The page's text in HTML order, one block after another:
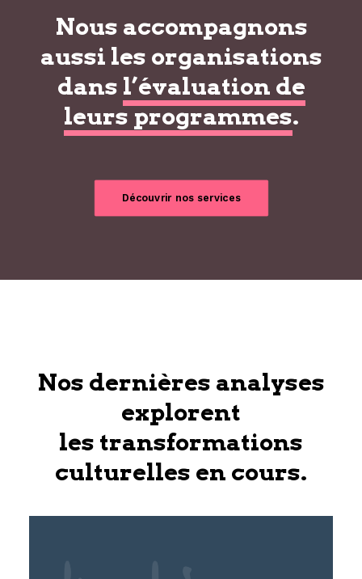
Nous accompagnons
aussi les organisations
dans l’évaluation de
leurs programmes.
Découvrir nos services
Nos dernières analyses
explorent
les transformations
culturelles en cours.